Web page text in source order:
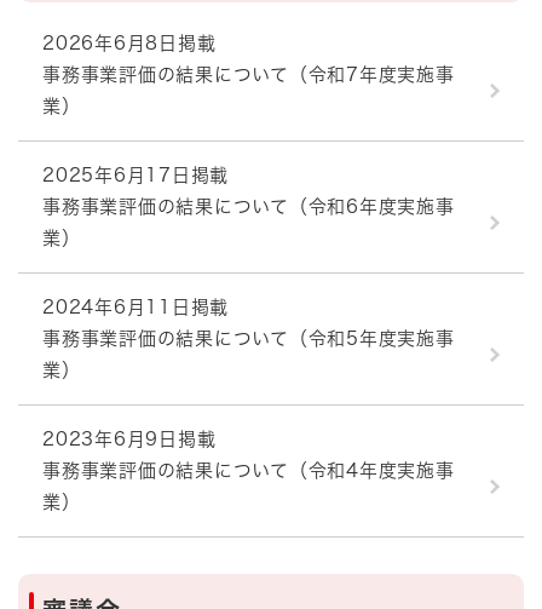
2026年6月8日掲載
事務事業評価の結果について（令和7年度実施事
業）
2025年6月17日掲載
事務事業評価の結果について（令和6年度実施事
業）
2024年6月11日掲載
事務事業評価の結果について（令和5年度実施事
業）
2023年6月9日掲載
事務事業評価の結果について（令和4年度実施事
業）